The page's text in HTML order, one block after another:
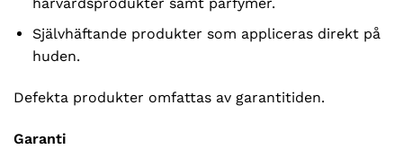
Självhäftande produkter som appliceras direkt på
huden.
Defekta produkter omfattas av garantitiden.
Garanti